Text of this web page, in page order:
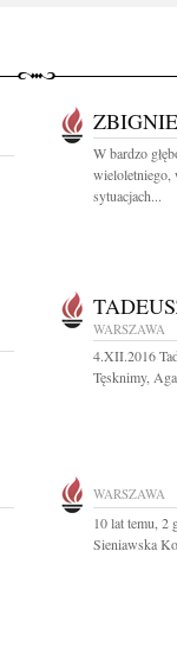
W bardzo
wieloletniego,
sytuacjach...
WARSZAWA
4.XII.2016
Tęsknimy,
WARSZAWA
10 lat temu, 2
Sieniawska